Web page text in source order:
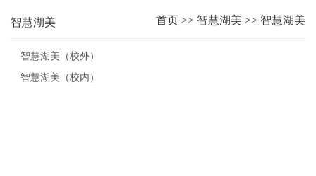
智慧湖美 首页 >> 智慧湖美 >> 智慧湖美
智慧湖美（校外）
智慧湖美（校内）